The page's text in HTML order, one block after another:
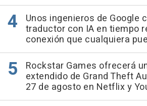
Unos ingenieros de Google
traductor con IA en tiempo
conexión que cualquiera
Rockstar Games ofrecerá
extendido de Grand Theft
27 de agosto en Netflix y